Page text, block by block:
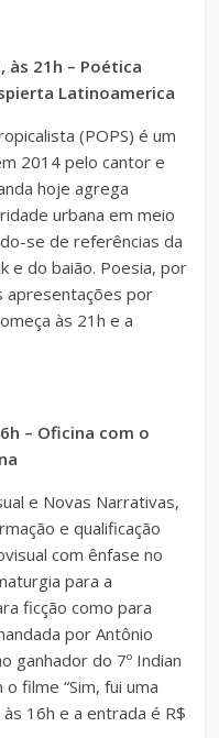
21h – Poética
Latinoamerica
(POPS) é um
2014 pelo cantor e
hoje agrega
urbana em meio
se de referências da
e do baião. Poesia, por
apresentações por
às 21h e a
– Oficina com o
e Novas Narrativas,
e qualificação
com ênfase no
para a
ficção como para
por Antônio
ganhador do 7º Indian
filme “Sim, fui uma
16h e a entrada é R$